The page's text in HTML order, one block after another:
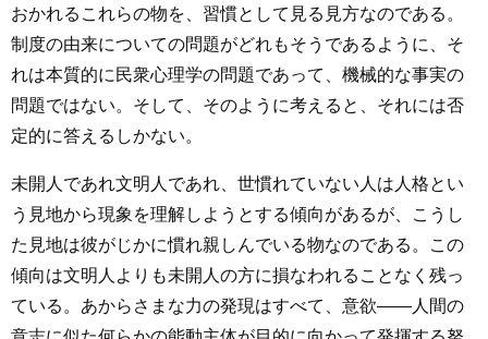
おかれるこれらの物を、習慣として見る見方なのである。
制度の由来についての問題がどれもそうであるように、そ
れは本質的に民衆心理学の問題であって、機械的な事実の
問題ではない。そして、そのように考えると、それには否
定的に答えるしかない。
未開人であれ文明人であれ、世慣れていない人は人格とい
う見地から現象を理解しようとする傾向があるが、こうし
た見地は彼がじかに慣れ親しんでいる物なのである。この
傾向は文明人よりも未開人の方に損なわれることなく残っ
ている。あからさまな力の発現はすべて、意欲――人間の